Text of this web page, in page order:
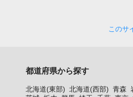
このサ
都道府県から探す
北海道(東部) 北海道(西部) 青森